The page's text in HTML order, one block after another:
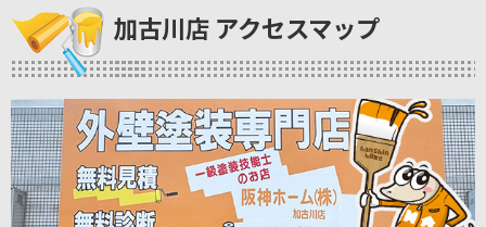
加古川店 アクセスマップ